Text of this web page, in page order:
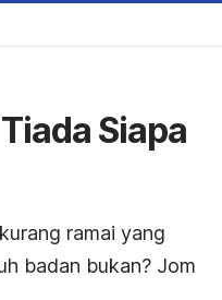
Siapa
ramai yang
badan bukan? Jom